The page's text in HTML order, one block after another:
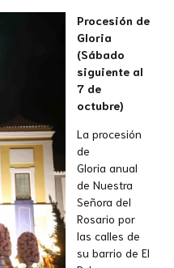
Procesión de
Gloria
(Sábado
siguiente al
7 de
octubre)
La procesión
de
Gloria anual
de Nuestra
Señora del
Rosario por
las calles de
su barrio de El